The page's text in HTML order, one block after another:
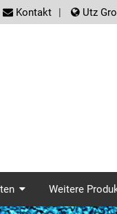
Kontakt Utz
Weitere